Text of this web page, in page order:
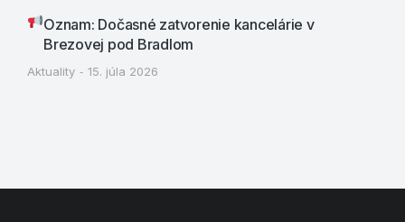
Oznam: Dočasné zatvorenie kancelárie v
Brezovej pod Bradlom
Aktuality 15. júla 2026